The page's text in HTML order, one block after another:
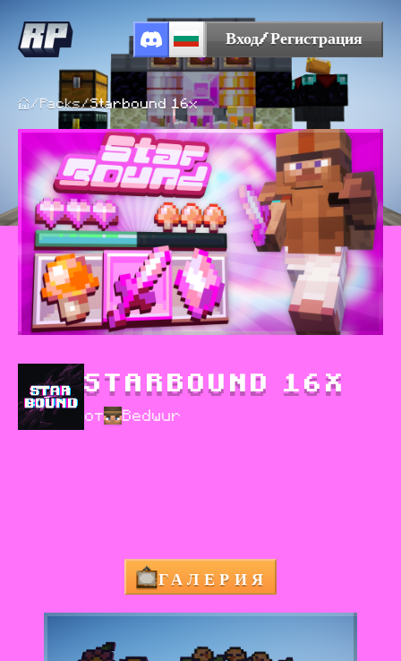
Вход/Регистрация
/ Packs/Starbound 16x
STARBOUND 16X
от Bedwur
ГАЛЕРИЯ